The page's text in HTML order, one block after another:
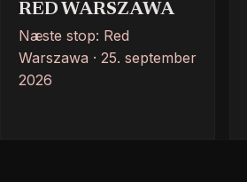
RED WARSZAWA
Næste stop: Red
Warszawa · 25. september
2026